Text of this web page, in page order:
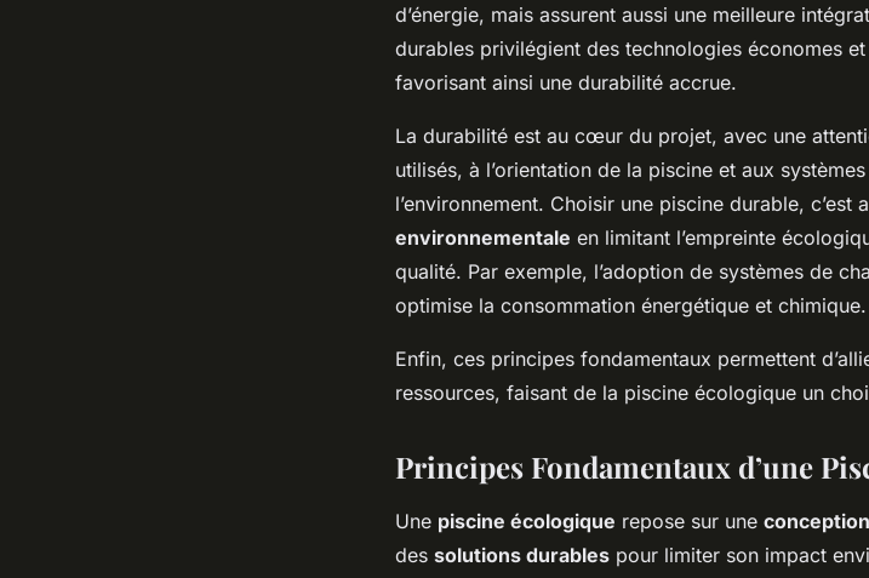
d’énergie, mais assurent aussi une meilleure
durables privilégient des technologies économes
favorisant ainsi une durabilité accrue.
La durabilité est au cœur du projet, avec une
utilisés, à l’orientation de la piscine et aux
l’environnement. Choisir une piscine durable, c’est
environnementale en limitant l’empreinte
qualité. Par exemple, l’adoption de systèmes de
optimise la consommation énergétique et chimique.
Enfin, ces principes fondamentaux permettent
ressources, faisant de la piscine écologique un
Principes Fondamentaux d’une
Une piscine écologique repose sur une
des solutions durables pour limiter son impact